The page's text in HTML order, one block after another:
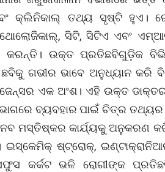
କ୍ଲିନିକାଲ୍ ତଥ୍ୟ ସୃଷ୍ଟି ହୁଏ।
ସିଟି, ସିଟିଏ ଏବଂ
କରନ୍ତି। ଉକ୍ତ ପ୍ରତିଛବିଗୁଡ଼ିକ
ଗଭୀର ଭାବେ ଅନୁଧ୍ୟାନ କରି
ଏକ ଅଂଶ। ଏହି ଉକ୍ତ
ବ୍ୟବହାର ପାଇଁ ଚିତ୍ର ତଥ୍ୟର
ମସ୍ତିଷ୍କର କାର୍ଯ୍ୟକୁ ଅନୁକରଣ
ଇସ୍କେମିକ୍ ଷ୍ଟ୍ରୋକ୍,
କର୍କଟ ଭଳି ରୋଗୀଙ୍କ